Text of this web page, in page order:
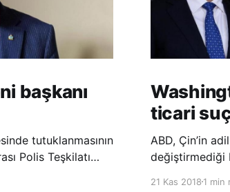
başkanı
tutuklanmasının
Polis Teşkilatı
ticari
ABD, Çin’in
değiştirmediği
21 Kas 20181 min